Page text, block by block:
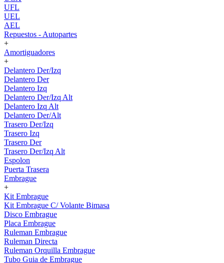
UFL
UEL
AEL
Repuestos - Autopartes
+
Amortiguadores
+
Delantero Der/Izq
Delantero Der
Delantero Izq
Delantero Der/Izq Alt
Delantero Izq Alt
Delantero Der/Alt
Trasero Der/Izq
Trasero Izq
Trasero Der
Trasero Der/Izq Alt
Espolon
Puerta Trasera
Embrague
+
Kit Embrague
Kit Embrague C/ Volante Bimasa
Disco Embrague
Placa Embrague
Ruleman Embrague
Ruleman Directa
Ruleman Orquilla Embrague
Tubo Guia de Embrague